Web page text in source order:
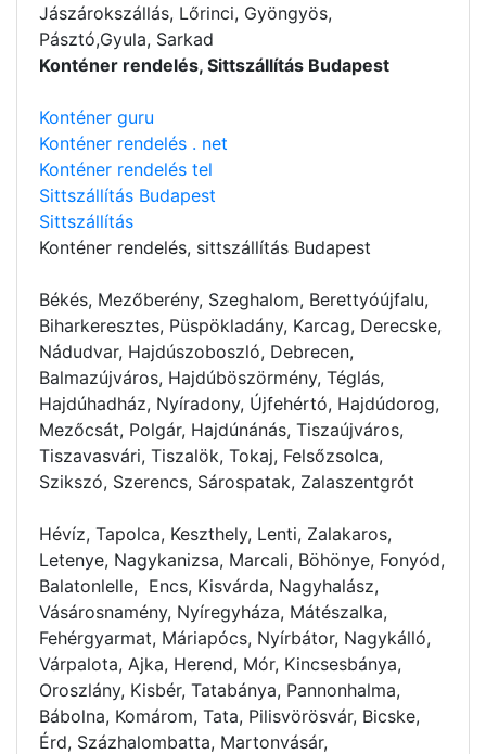
Jászárokszállás, Lőrinci, Gyöngyös,
Pásztó,Gyula, Sarkad
Konténer rendelés, Sittszállítás Budapest
Konténer guru
Konténer rendelés . net
Konténer rendelés tel
Sittszállítás Budapest
Sittszállítás
Konténer rendelés, sittszállítás Budapest
Békés, Mezőberény, Szeghalom, Berettyóújfalu,
Biharkeresztes, Püspökladány, Karcag, Derecske,
Nádudvar, Hajdúszoboszló, Debrecen,
Balmazújváros, Hajdúböszörmény, Téglás,
Hajdúhadház, Nyíradony, Újfehértó, Hajdúdorog,
Mezőcsát, Polgár, Hajdúnánás, Tiszaújváros,
Tiszavasvári, Tiszalök, Tokaj, Felsőzsolca,
Szikszó, Szerencs, Sárospatak, Zalaszentgrót
Hévíz, Tapolca, Keszthely, Lenti, Zalakaros,
Letenye, Nagykanizsa, Marcali, Böhönye, Fonyód,
Balatonlelle, Encs, Kisvárda, Nagyhalász,
Vásárosnamény, Nyíregyháza, Mátészalka,
Fehérgyarmat, Máriapócs, Nyírbátor, Nagykálló,
Várpalota, Ajka, Herend, Mór, Kincsesbánya,
Oroszlány, Kisbér, Tatabánya, Pannonhalma,
Bábolna, Komárom, Tata, Pilisvörösvár, Bicske,
Érd, Százhalombatta, Martonvásár,